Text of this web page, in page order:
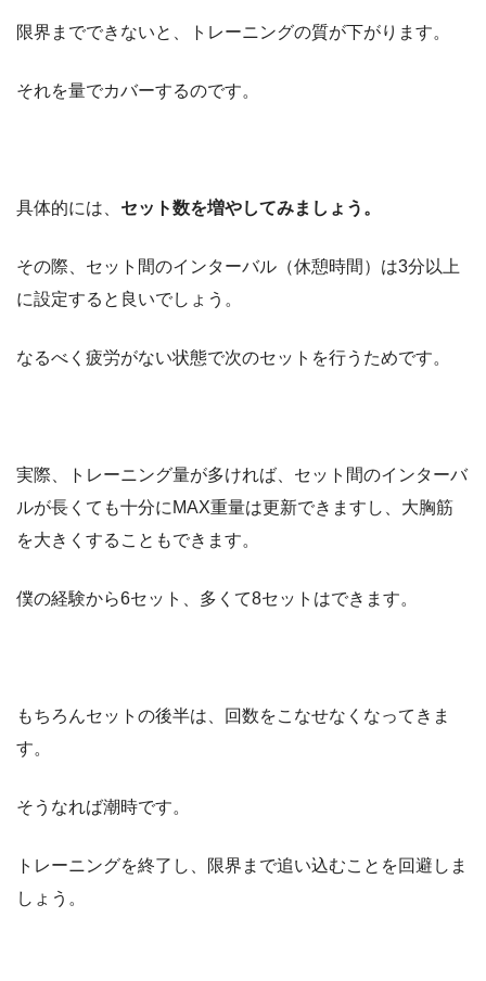
限界までできないと、トレーニングの質が下がります。
それを量でカバーするのです。
具体的には、 セット数を増やしてみましょう。
その際、セット間のインターバル（休憩時間）は3分以上
に設定すると良いでしょう。
なるべく疲労がない状態で次のセットを行うためです。
実際、トレーニング量が多ければ、セット間のインターバ
ルが長くても十分にMAX重量は更新できますし、大胸筋
を大きくすることもできます。
僕の経験から6セット、多くて8セットはできます。
もちろんセットの後半は、回数をこなせなくなってきま
す。
そうなれば潮時です。
トレーニングを終了し、限界まで追い込むことを回避しま
しょう。